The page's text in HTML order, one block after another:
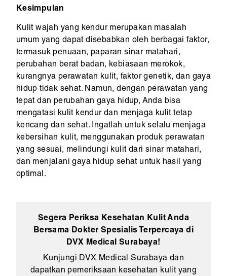
Kesimpulan
Kulit wajah yang kendur merupakan masalah
umum yang dapat disebabkan oleh berbagai faktor,
termasuk penuaan, paparan sinar matahari,
perubahan berat badan, kebiasaan merokok,
kurangnya perawatan kulit, faktor genetik, dan gaya
hidup tidak sehat. Namun, dengan perawatan yang
tepat dan perubahan gaya hidup, Anda bisa
mengatasi kulit kendur dan menjaga kulit tetap
kencang dan sehat. Ingatlah untuk selalu menjaga
kebersihan kulit, menggunakan produk perawatan
yang sesuai, melindungi kulit dari sinar matahari,
dan menjalani gaya hidup sehat untuk hasil yang
optimal.
Segera Periksa Kesehatan Kulit Anda
Bersama Dokter Spesialis Terpercaya di
DVX Medical Surabaya!
Kunjungi DVX Medical Surabaya dan
dapatkan pemeriksaan kesehatan kulit yang